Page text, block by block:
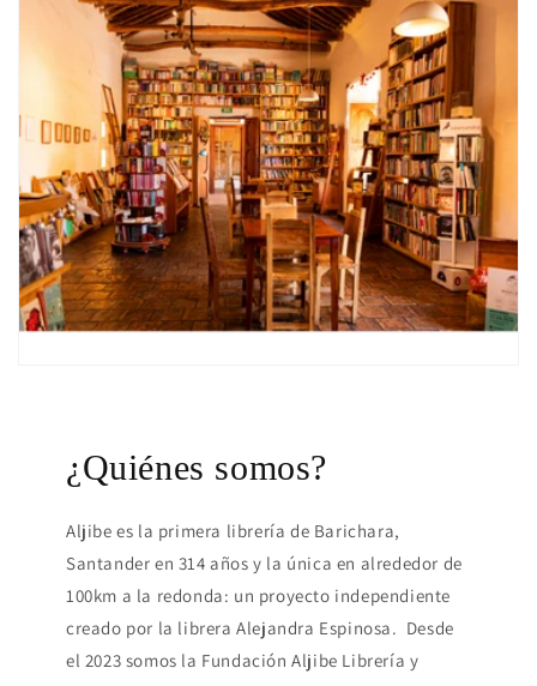
¿Quiénes somos?
Aljibe es la primera librería de Barichara,
Santander en 314 años y la única en alrededor de
100km a la redonda: un proyecto independiente
creado por la librera Alejandra Espinosa. Desde
el 2023 somos la Fundación Aljibe Librería y